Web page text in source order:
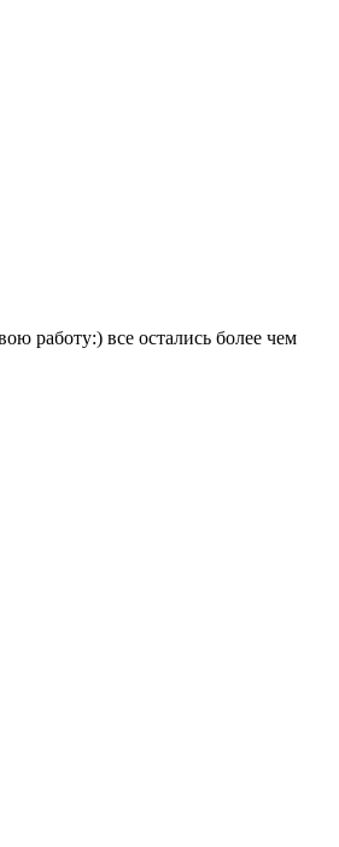
работу:) все остались более чем